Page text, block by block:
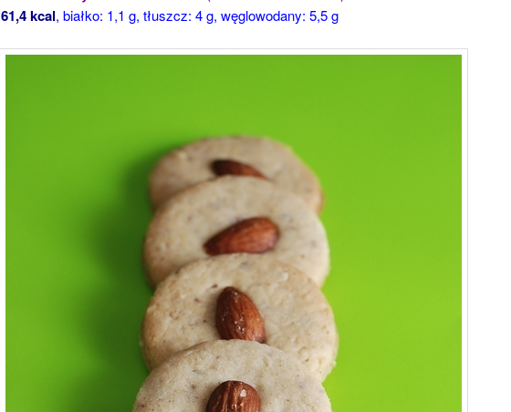
61,4 kcal, białko: 1,1 g, tłuszcz: 4 g, węglowodany: 5,5 g